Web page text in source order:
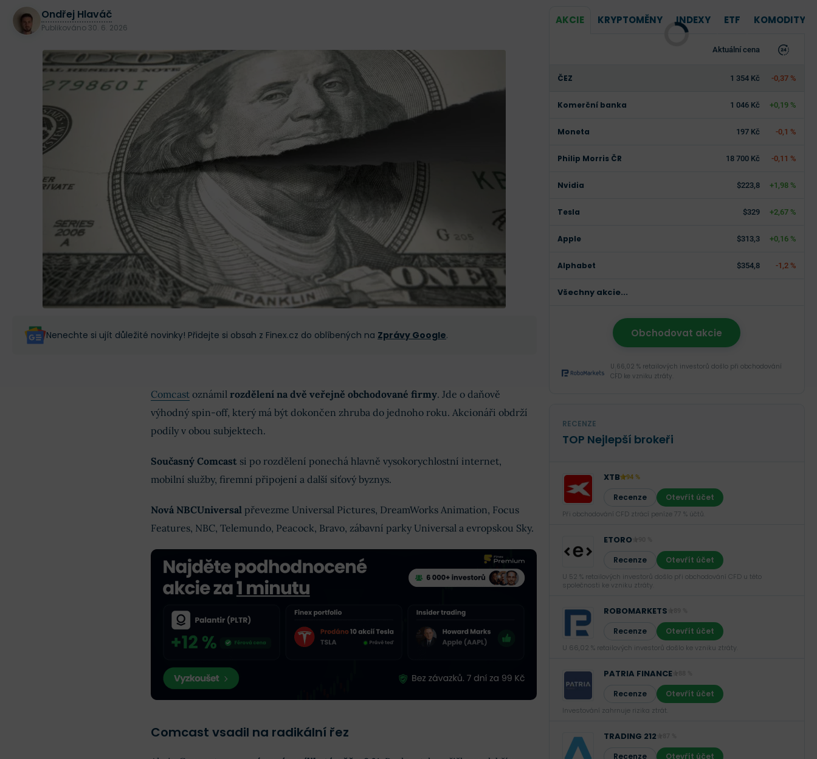
Ondřej Hlaváč
Publikováno 30. 6. 2026
Nenechte si ujít důležité novinky! Přidejte si obsah z Finex.cz do oblíbených na Zprávy Google.
Comcastoznámil rozdělení na dvě veřejně obchodované firmy. Jde o daňově
výhodný spin-off, který má být dokončen zhruba do jednoho roku. Akcionáři obdrží
podíly v obou subjektech.
Současný Comcastsi po rozdělení ponechá hlavně vysokorychlostní internet,
mobilní služby, firemní připojení a další síťový byznys.
Nová NBCUniversalpřevezme Universal Pictures, DreamWorks Animation, Focus
Features, NBC, Telemundo, Peacock, Bravo, zábavní parky Universal a evropskou Sky.
Comcast vsadil na radikální řez
AKCIE KRYPTOMĚNY INDEXY ETF KOMODITY
Aktuální cena
ČEZ 1 354 Kč -0,37 %
Komerční banka 1 046 Kč +0,19 %
Moneta 197 Kč -0,1 %
Philip Morris ČR 18 700 Kč -0,11 %
Nvidia $223,8 +1,98 %
Tesla $329 +2,67 %
Apple $313,3 +0,16 %
Alphabet $354,8 -1,2 %
Všechny akcie...
Obchodovat akcie
U 66,02 % retailových investorů došlo při obchodování
CFD ke vzniku ztráty.
RECENZE
TOP Nejlepší brokeři
XTB 94 %
Recenze Otevřít účet
Při obchodování CFD ztrácí peníze 77 % účtů.
ETORO
Recenze Otevřít účet
U 52 % retailových investorů došlo při obchodování CFD u této
společnosti ke vzniku ztráty.
ROBOMARKETS
Recenze Otevřít účet
U 66,02 % retailových investorů došlo ke vzniku ztráty.
PATRIA FINANCE
Recenze Otevřít účet
Investování zahrnuje rizika ztrát.‎
TRADING 212
Recenze Otevřít účet